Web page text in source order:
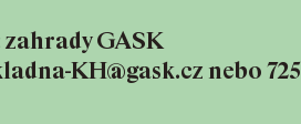
GASK
KH@gask.cz nebo 725